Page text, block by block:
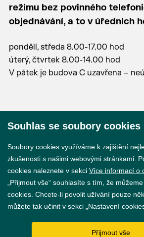
režimu bez povinného
objednávání, a to v úředních
pondělí, středa 8.00-17.00 hod
úterý, čtvrtek 8.00-14.00 hod
V pátek je budova C uzavřena –
GDPR
Souhlas se soubory cookies
Soubory cookies využíváme k zajištění
zkušenosti s našimi webovými stránkami.
cookies naleznete v sekci Více informací o
„Přijmout vše“ souhlasíte s tím, že
cookies. Chcete-li povolit užívání pouze
můžete tak učinit v sekci „Nastavení
Přijmout vše